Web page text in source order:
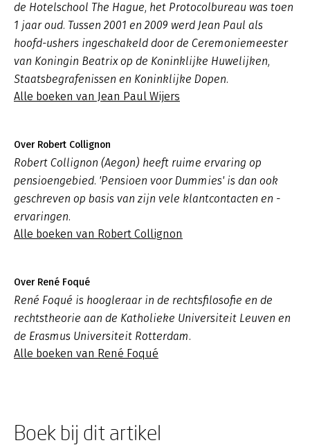
de Hotelschool The Hague, het Protocolbureau was toen
1 jaar oud. Tussen 2001 en 2009 werd Jean Paul als
hoofd-ushers ingeschakeld door de Ceremoniemeester
van Koningin Beatrix op de Koninklijke Huwelijken,
Staatsbegrafenissen en Koninklijke Dopen.
Alle boeken van Jean Paul Wijers
Over Robert Collignon
Robert Collignon (Aegon) heeft ruime ervaring op
pensioengebied. 'Pensioen voor Dummies' is dan ook
geschreven op basis van zijn vele klantcontacten en -
ervaringen.
Alle boeken van Robert Collignon
Over René Foqué
René Foqué is hoogleraar in de rechtsfilosofie en de
rechtstheorie aan de Katholieke Universiteit Leuven en
de Erasmus Universiteit Rotterdam.
Alle boeken van René Foqué
Boek bij dit artikel